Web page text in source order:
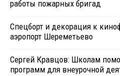
работы пожарных бригад
Спецборт и декорация к
аэропорт Шереметьево
Сергей Кравцов: Школам
программ для внеурочной